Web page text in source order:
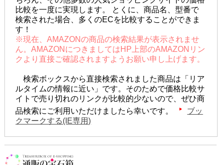
比較を一度に実現します。 とくに、商品名、型番で
検索された場合、多くのECを比較することができま
す！
※現在、AMAZONの商品の検索結果が表示されませ
ん。AMAZONにつきましてはHP上部のAMAZONリン
クより直接ご確認されますようお願い申し上げます。
検索ボックスから直接検索されました商品は「リア
ルタイムの情報に近い」です。そのためで価格比較サ
イトで売り切れのリンクが比較的少ないので、ぜひ商
品検索にご利用いただけましたら幸いです。
ブッ
クマークする(IE専用)